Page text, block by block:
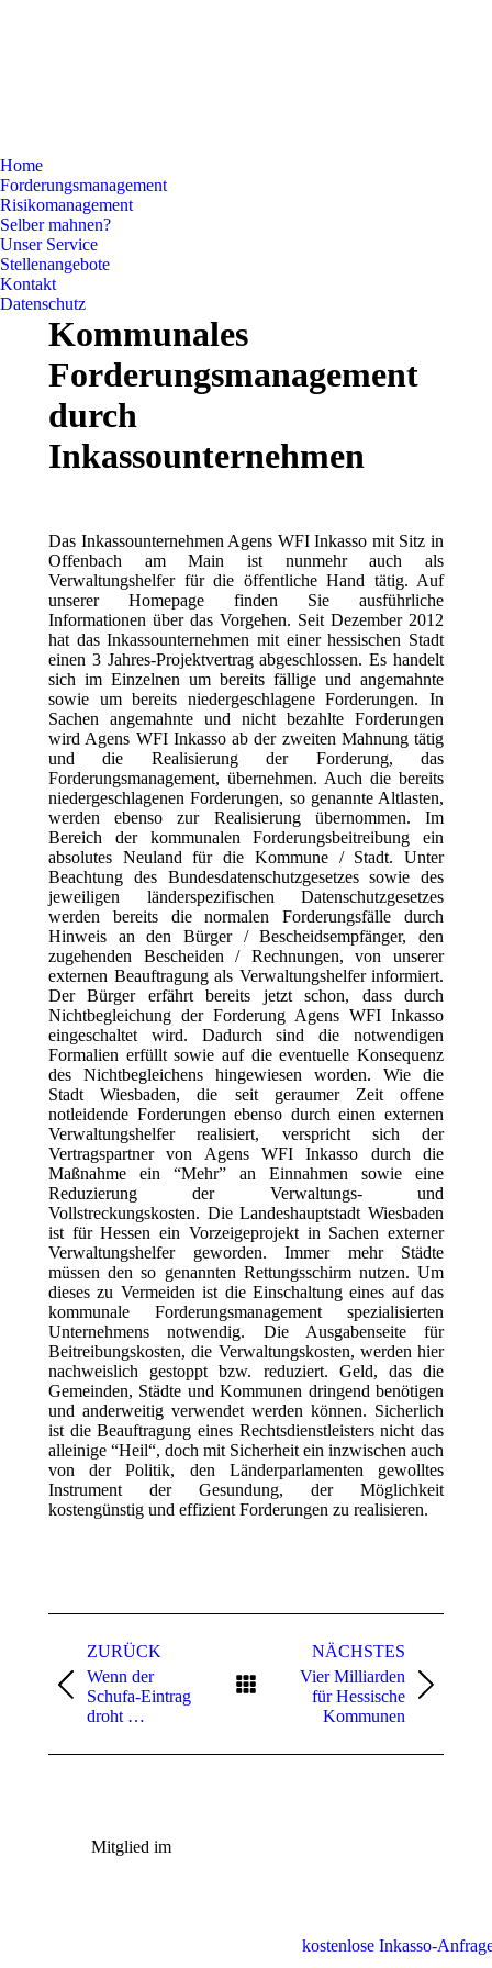
Home
Forderungsmanagement
Risikomanagement
Selber mahnen?
Unser Service
Stellenangebote
Kontakt
Datenschutz
Kommunales
Forderungsmanagement
durch
Inkassounternehmen
Das Inkassounternehmen Agens WFI Inkasso mit Sitz in
Offenbach am Main ist nunmehr auch als
Verwaltungshelfer für die öffentliche Hand tätig. Auf
unserer Homepage finden Sie ausführliche
Informationen über das Vorgehen. Seit Dezember 2012
hat das Inkassounternehmen mit einer hessischen Stadt
einen 3 Jahres-Projektvertrag abgeschlossen. Es handelt
sich im Einzelnen um bereits fällige und angemahnte
sowie um bereits niedergeschlagene Forderungen. In
Sachen angemahnte und nicht bezahlte Forderungen
wird Agens WFI Inkasso ab der zweiten Mahnung tätig
und die Realisierung der Forderung, das
Forderungsmanagement, übernehmen. Auch die bereits
niedergeschlagenen Forderungen, so genannte Altlasten,
werden ebenso zur Realisierung übernommen. Im
Bereich der kommunalen Forderungsbeitreibung ein
absolutes Neuland für die Kommune / Stadt. Unter
Beachtung des Bundesdatenschutzgesetzes sowie des
jeweiligen länderspezifischen Datenschutzgesetzes
werden bereits die normalen Forderungsfälle durch
Hinweis an den Bürger / Bescheidsempfänger, den
zugehenden Bescheiden / Rechnungen, von unserer
externen Beauftragung als Verwaltungshelfer informiert.
Der Bürger erfährt bereits jetzt schon, dass durch
Nichtbegleichung der Forderung Agens WFI Inkasso
eingeschaltet wird. Dadurch sind die notwendigen
Formalien erfüllt sowie auf die eventuelle Konsequenz
des Nichtbegleichens hingewiesen worden. Wie die
Stadt Wiesbaden, die seit geraumer Zeit offene
notleidende Forderungen ebenso durch einen externen
Verwaltungshelfer realisiert, verspricht sich der
Vertragspartner von Agens WFI Inkasso durch die
Maßnahme ein “Mehr” an Einnahmen sowie eine
Reduzierung der Verwaltungs- und
Vollstreckungskosten. Die Landeshauptstadt Wiesbaden
ist für Hessen ein Vorzeigeprojekt in Sachen externer
Verwaltungshelfer geworden. Immer mehr Städte
müssen den so genannten Rettungsschirm nutzen. Um
dieses zu Vermeiden ist die Einschaltung eines auf das
kommunale Forderungsmanagement spezialisierten
Unternehmens notwendig. Die Ausgabenseite für
Beitreibungskosten, die Verwaltungskosten, werden hier
nachweislich gestoppt bzw. reduziert. Geld, das die
Gemeinden, Städte und Kommunen dringend benötigen
und anderweitig verwendet werden können. Sicherlich
ist die Beauftragung eines Rechtsdienstleisters nicht das
alleinige “Heil“, doch mit Sicherheit ein inzwischen auch
von der Politik, den Länderparlamenten gewolltes
Instrument der Gesundung, der Möglichkeit
kostengünstig und effizient Forderungen zu realisieren.
ZURÜCK
Vorheriger
Beitrag:
Wenn der
Schufa-Eintrag
droht …
NÄCHSTES
Nächster
Beitrag:
Vier Milliarden
für Hessische
Kommunen
Mitglied im
kostenlose Inkasso-